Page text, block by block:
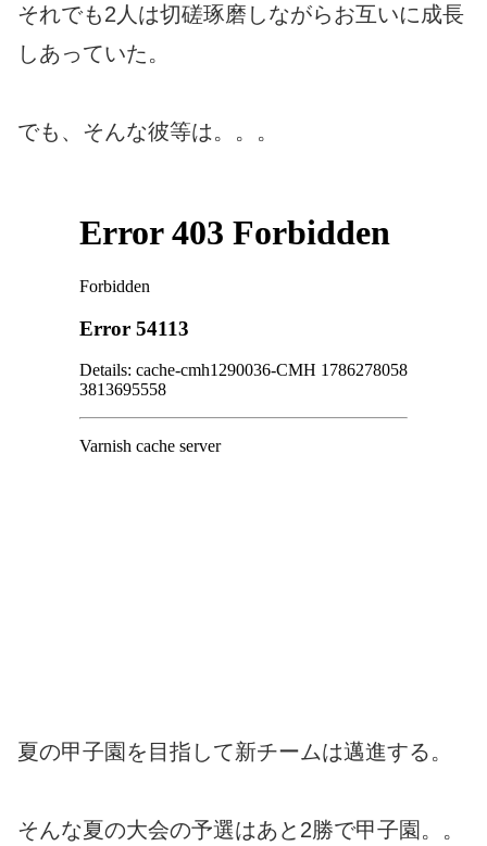
それでも2人は切磋琢磨しながらお互いに成長
しあっていた。
でも、そんな彼等は。。。
夏の甲子園を目指して新チームは邁進する。
そんな夏の大会の予選はあと2勝で甲子園。。